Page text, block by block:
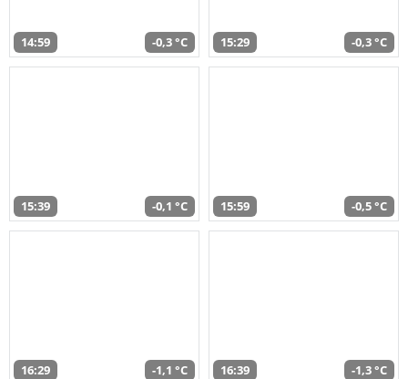
14:59 -0,3 °C 15:29 -0,3 °C
15:39 -0,1 °C 15:59 -0,5 °C
16:29 -1,1 °C 16:39 -1,3 °C